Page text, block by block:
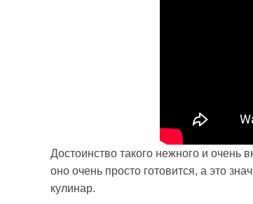
Достоинство такого нежного и очень
оно очень просто готовится, а это
кулинар.